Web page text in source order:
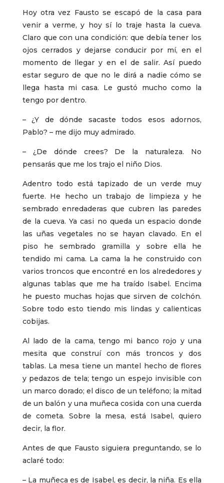
Hoy otra vez Fausto se escapó de la casa para
venir a verme, y hoy sí lo traje hasta la cueva.
Claro que con una condición: que debía tener los
ojos cerrados y dejarse conducir por mí, en el
momento de llegar y en el de salir. Así puedo
estar seguro de que no le dirá a nadie cómo se
llega hasta mi casa. Le gustó mucho como la
tengo por dentro.
– ¿Y de dónde sacaste todos esos adornos,
Pablo? – me dijo muy admirado.
– ¿De dónde crees? De la naturaleza. No
pensarás que me los trajo el niño Dios.
Adentro todo está tapizado de un verde muy
fuerte. He hecho un trabajo de limpieza y he
sembrado enredaderas que cubren las paredes
de la cueva. Ya casi no queda un espacio donde
las uñas vegetales no se hayan clavado. En el
piso he sembrado gramilla y sobre ella he
tendido mi cama. La cama la he construido con
varios troncos que encontré en los alrededores y
algunas tablas que me ha traído Isabel. Encima
he puesto muchas hojas que sirven de colchón.
Sobre todo esto tiendo mis lindas y calienticas
cobijas.
Al lado de la cama, tengo mi banco rojo y una
mesita que construí con más troncos y dos
tablas. La mesa tiene un mantel hecho de flores
y pedazos de tela; tengo un espejo invisible con
un marco dorado; el disco de un teléfono; la mitad
de un balón y una muñeca cosida con una cuerda
de cometa. Sobre la mesa, está Isabel, quiero
decir, la flor.
Antes de que Fausto siguiera preguntando, se lo
aclaré todo:
– La muñeca es de Isabel, es decir, la niña. Es ella